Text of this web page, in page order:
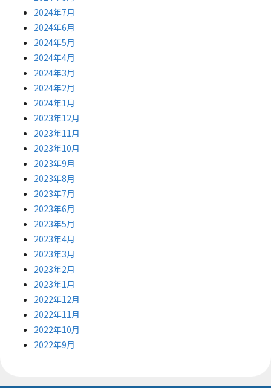
2024年7月
2024年6月
2024年5月
2024年4月
2024年3月
2024年2月
2024年1月
2023年12月
2023年11月
2023年10月
2023年9月
2023年8月
2023年7月
2023年6月
2023年5月
2023年4月
2023年3月
2023年2月
2023年1月
2022年12月
2022年11月
2022年10月
2022年9月